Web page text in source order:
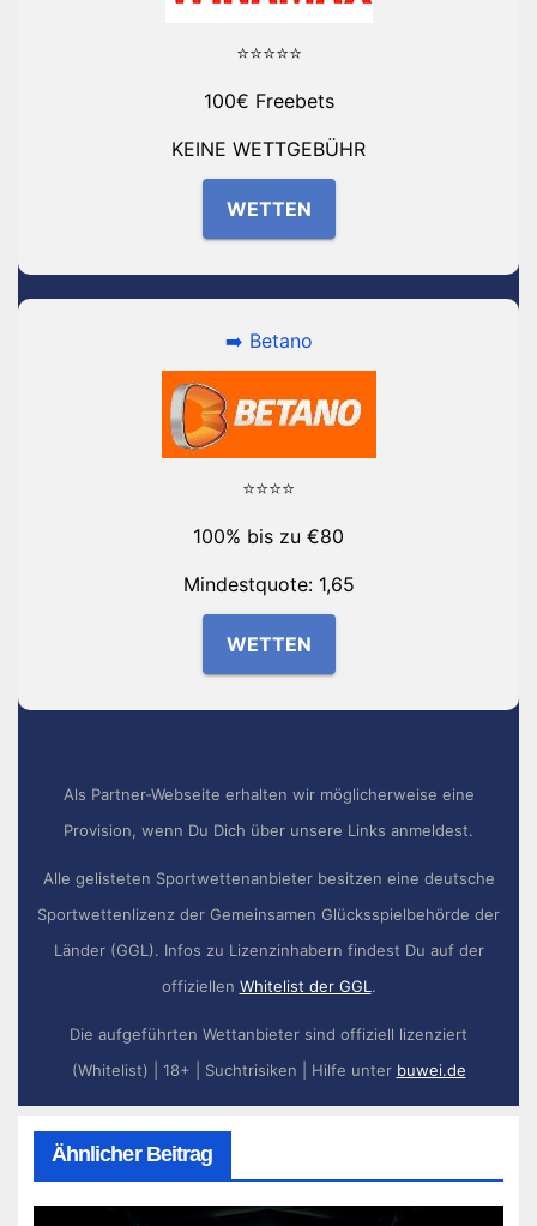
⭐⭐⭐⭐⭐
100€ Freebets
KEINE WETTGEBÜHR
WETTEN
➡️ Betano
⭐⭐⭐⭐
100% bis zu €80
Mindestquote: 1,65
WETTEN
Als Partner-Webseite erhalten wir möglicherweise eine
Provision, wenn Du Dich über unsere Links anmeldest.
Alle gelisteten Sportwettenanbieter besitzen eine deutsche
Sportwettenlizenz der Gemeinsamen Glücksspielbehörde der
Länder (GGL). Infos zu Lizenzinhabern findest Du auf der
offiziellen Whitelist der GGL .
Die aufgeführten Wettanbieter sind offiziell lizenziert
(Whitelist) | 18+ | Suchtrisiken | Hilfe unter buwei.de
Ähnlicher Beitrag